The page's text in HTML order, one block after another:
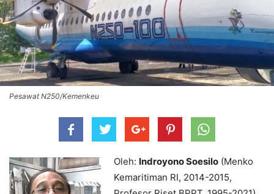
Pesawat N250/Kemenkeu
Oleh: Indroyono Soesilo (Menko
Kemaritiman RI, 2014-2015,